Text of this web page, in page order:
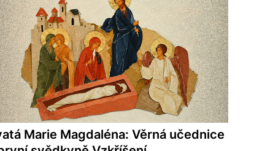
Marie Magdaléna: Věrná učednice